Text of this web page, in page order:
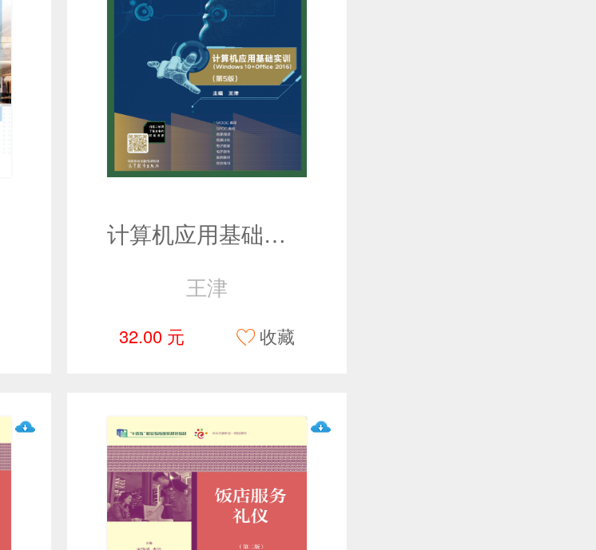
计算机应用基础实训（Windows 10+Office 2016）(第5版)
王津
32.00 元 收藏